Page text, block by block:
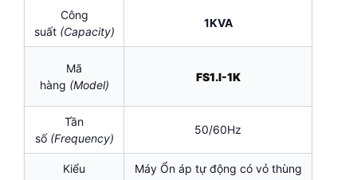
Công
suất (Capacity)
1KVA
Mã
hàng (Model)
FS1.I-1K
Tần
số (Frequency)
50/60Hz
Kiểu
Máy Ổn áp tự động có vỏ thùng